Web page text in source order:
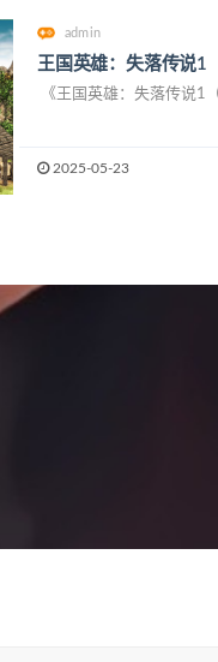
admin
王国英雄：失落传说1
《王国英雄：失落传说1
2025-05-23